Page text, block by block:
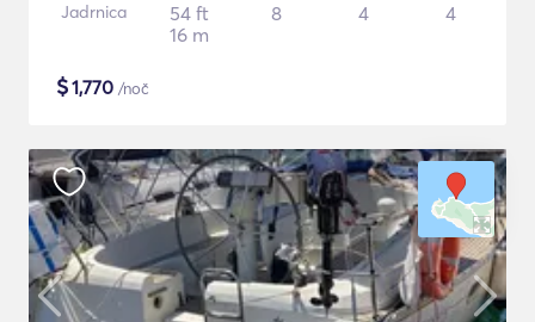
Jadrnica
54 ft
16 m
8 4 4
$1,770 /noč